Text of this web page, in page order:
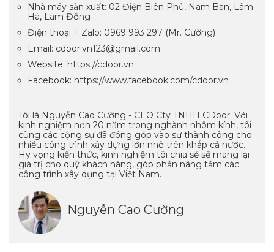
Nhà máy sản xuất: 02 Điện Biên Phủ, Nam Ban, Lâm
Hà, Lâm Đồng
Điện thoại + Zalo: 0969 993 297 (Mr. Cường)
Email: cdoor.vn123@gmail.com
Website: https://cdoor.vn
Facebook: https://www.facebook.com/cdoor.vn
Tôi là Nguyễn Cao Cường - CEO Cty TNHH CDoor. Với
kinh nghiệm hơn 20 năm trong nghành nhôm kính, tôi
cùng các cộng sự đã đóng góp vào sự thành công cho
nhiều công trình xây dựng lớn nhỏ trên khắp cả nước.
Hy vọng kiến thức, kinh nghiệm tôi chia sẻ sẽ mang lại
giá trị cho quý khách hàng, góp phần nâng tầm các
công trình xây dựng tại Việt Nam.
Nguyễn Cao Cường